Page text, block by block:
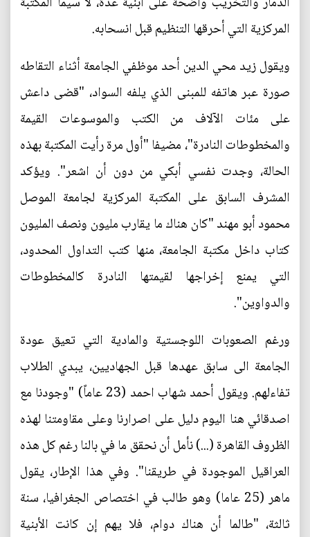
المركزية التي أحرقها التنظيم قبل انسحابه.
ويقول زيد محي الدين أحد موظفي الجامعة أثناء التقاطه
صورة عبر هاتفه للمبنى الذي يلفه السواد، "قضى داعش
على مئات الآلاف من الكتب والموسوعات القيمة
والمخطوطات النادرة"، مضيفا "أول مرة رأيت المكتبة بهذه
الحالة، وجدت نفسي أبكي من دون أن اشعر". ويؤكد
المشرف السابق على المكتبة المركزية لجامعة الموصل
محمود أبو مهند "كان هناك ما يقارب مليون ونصف المليون
كتاب داخل مكتبة الجامعة، منها كتب التداول المحدود،
التي يمنع إخراجها لقيمتها النادرة كالمخطوطات
والدواوين".
ورغم الصعوبات اللوجستية والمادية التي تعيق عودة
الجامعة الى سابق عهدها قبل الجهاديين، يبدي الطلاب
تفاءلهم. ويقول أحمد شهاب احمد (23 عاماً) "وجودنا مع
اصدقائي هنا اليوم دليل على اصرارنا وعلى مقاومتنا لهذه
الظروف القاهرة (...) نأمل أن نحقق ما في بالنا رغم كل هذه
العراقيل الموجودة في طريقنا". وفي هذا الإطار، يقول
ماهر (25 عاما) وهو طالب في اختصاص الجغرافيا، سنة
ثالثة، "طالما أن هناك دوام، فلا يهم إن كانت الأبنية